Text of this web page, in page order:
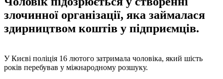
злочинної організації, яка займалася
здирництвом коштів у підприємців.
У Києві поліція 16 лютого затримала чоловіка, який шість
років перебував у міжнародному розшуку.